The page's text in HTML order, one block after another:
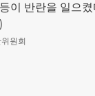
이 반란을 일으
원회